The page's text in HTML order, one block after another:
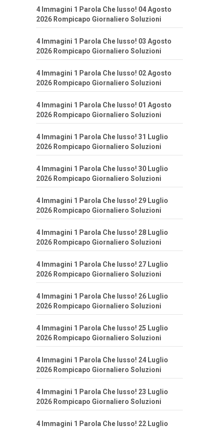
4 Immagini 1 Parola Che lusso! 04 Agosto
2026 Rompicapo Giornaliero Soluzioni
4 Immagini 1 Parola Che lusso! 03 Agosto
2026 Rompicapo Giornaliero Soluzioni
4 Immagini 1 Parola Che lusso! 02 Agosto
2026 Rompicapo Giornaliero Soluzioni
4 Immagini 1 Parola Che lusso! 01 Agosto
2026 Rompicapo Giornaliero Soluzioni
4 Immagini 1 Parola Che lusso! 31 Luglio
2026 Rompicapo Giornaliero Soluzioni
4 Immagini 1 Parola Che lusso! 30 Luglio
2026 Rompicapo Giornaliero Soluzioni
4 Immagini 1 Parola Che lusso! 29 Luglio
2026 Rompicapo Giornaliero Soluzioni
4 Immagini 1 Parola Che lusso! 28 Luglio
2026 Rompicapo Giornaliero Soluzioni
4 Immagini 1 Parola Che lusso! 27 Luglio
2026 Rompicapo Giornaliero Soluzioni
4 Immagini 1 Parola Che lusso! 26 Luglio
2026 Rompicapo Giornaliero Soluzioni
4 Immagini 1 Parola Che lusso! 25 Luglio
2026 Rompicapo Giornaliero Soluzioni
4 Immagini 1 Parola Che lusso! 24 Luglio
2026 Rompicapo Giornaliero Soluzioni
4 Immagini 1 Parola Che lusso! 23 Luglio
2026 Rompicapo Giornaliero Soluzioni
4 Immagini 1 Parola Che lusso! 22 Luglio